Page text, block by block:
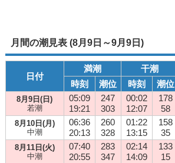
月間の潮見表 (8月9日～9月9日)
日付
満潮 干潮
時刻 潮位 時刻 潮位
8月9日(日)
若潮
05:09
19:21
247
303
00:02
12:07
178
58
8月10日(月)
中潮
06:36
20:13
260
328
01:22
13:15
158
35
8月11日(火)
中潮
07:40
20:55
283
347
02:14
14:09
133
15